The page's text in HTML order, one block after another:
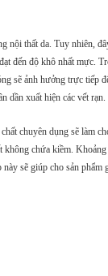
nội thất da. Tuy nhiên,
đến độ khô nhất mực.
sẽ ảnh hưởng trực tiếp
dần xuất hiện các vết rạn.
chuyên dụng sẽ làm
chứa kiềm.
sẽ giúp cho sản phẩm